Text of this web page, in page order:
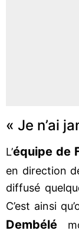
« Je n’ai
L’équipe de
en direction
diffusé
C’est ainsi
Dembélé